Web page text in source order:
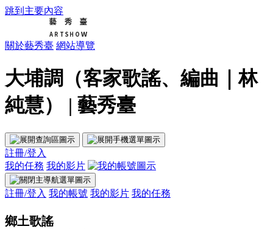
跳到主要內容
關於藝秀臺 網站導覽
大埔調（客家歌謠、編曲｜林
純慧） | 藝秀臺
註冊/登入
我的任務 我的影片
註冊/登入 我的帳號 我的影片 我的任務
鄉土歌謠